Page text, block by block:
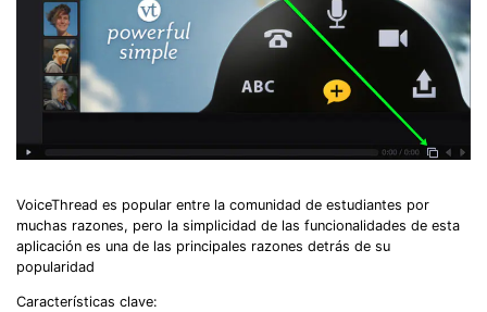
VoiceThread es popular entre la comunidad de estudiantes por
muchas razones, pero la simplicidad de las funcionalidades de esta
aplicación es una de las principales razones detrás de su
popularidad
Características clave: